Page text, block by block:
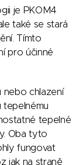
je PKOM4
také se stará
Tímto
pro účinné
nebo chlazení
tepelné
Oba tyto
fungovat
jak na straně